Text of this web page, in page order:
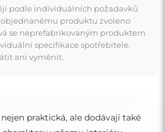
objednávku
cma kulatá zrcadla o průměru